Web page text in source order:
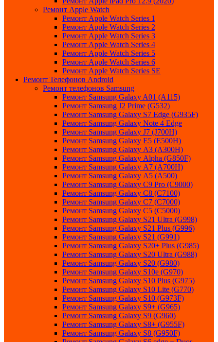
Ремонт Apple Watch
Ремонт Apple Watch Series 1
Ремонт Apple Watch Series 2
Ремонт Apple Watch Series 3
Ремонт Apple Watch Series 4
Ремонт Apple Watch Series 5
Ремонт Apple Watch Series 6
Ремонт Apple Watch Series SE
Ремонт Телефонов Android
Ремонт телефонов Samsung
Ремонт Samsung Galaxy A01 (A115)
Ремонт Samsung J2 Prime (G532)
Ремонт Samsung Galaxу S7 Edge (G9З5F)
Ремонт Samsung Galaxу Note 4 Edge
Ремонт Samsung Galaxу J7 (J700H)
Ремонт Samsung Galaxу E5 (E500H)
Ремонт Samsung Galaxу AЗ (AЗ00H)
Ремонт Samsung Galaxу Alpha (G850F)
Ремонт Samsung Galaxу A7 (A700H)
Ремонт Samsung Galaxу A5 (A500)
Ремонт Samsung Galaxy С9 Pro (C9000)
Ремонт Samsung Galaxy С8 (C7100)
Ремонт Samsung Galaxy С7 (C7000)
Ремонт Samsung Galaxy С5 (C5000)
Ремонт Samsung Galaxy S21 Ultra (G998)
Ремонт Samsung Galaxy S21 Plus (G996)
Ремонт Samsung Galaxy S21 (G991)
Ремонт Samsung Galaxy S20+ Plus (G985)
Ремонт Samsung Galaxy S20 Ultra (G988)
Ремонт Samsung Galaxy S20 (G980)
Ремонт Samsung Galaxy S10e (G970)
Ремонт Samsung Galaxy S10 Plus (G975)
Ремонт Samsung Galaxy S10 Lite (G770)
Ремонт Samsung Galaxy S10 (G973F)
Ремонт Samsung Galaxy S9+ (G965)
Ремонт Samsung Galaxy S9 (G960)
Ремонт Samsung Galaxy S8+ (G955F)
Ремонт Samsung Galaxy S8 (G950F)